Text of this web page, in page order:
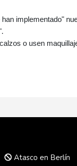
implementado"
o usen
Atasco en Berlín